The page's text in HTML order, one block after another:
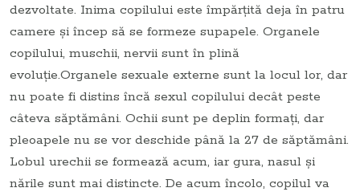
dezvoltate. Inima copilului este împărțită deja în patru
camere şi încep să se formeze supapele. Organele
copilului, muschii, nervii sunt în plină
evoluţie.Organele sexuale externe sunt la locul lor, dar
nu poate fi distins încă sexul copilului decât peste
câteva săptămâni. Ochii sunt pe deplin formaţi, dar
pleoapele nu se vor deschide până la 27 de săptămâni.
Lobul urechii se formează acum, iar gura, nasul şi
nările sunt mai distincte. De acum încolo, copilul va